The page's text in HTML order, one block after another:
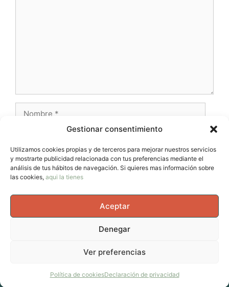
Gestionar consentimiento
Utilizamos cookies propias y de terceros para mejorar nuestros servicios
y mostrarte publicidad relacionada con tus preferencias mediante el
análisis de tus hábitos de navegación. Si quieres mas información sobre
las cookies, aqui la tienes
Aceptar
Denegar
Ver preferencias
Política de cookiesDeclaración de privacidad
electrónico
Web
© 2026 AvernoTrail - Movimiento, vida y curiosidad, un
cabeza y en la vida.• Creado con GeneratePress